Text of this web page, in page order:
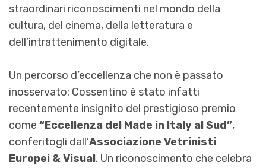
straordinari riconoscimenti nel mondo della
cultura, del cinema, della letteratura e
dell’intrattenimento digitale.
Un percorso d’eccellenza che non è passato
inosservato: Cossentino è stato infatti
recentemente insignito del prestigioso premio
come “Eccellenza del Made in Italy al Sud”,
conferitogli dall’Associazione Vetrinisti
Europei & Visual. Un riconoscimento che celebra